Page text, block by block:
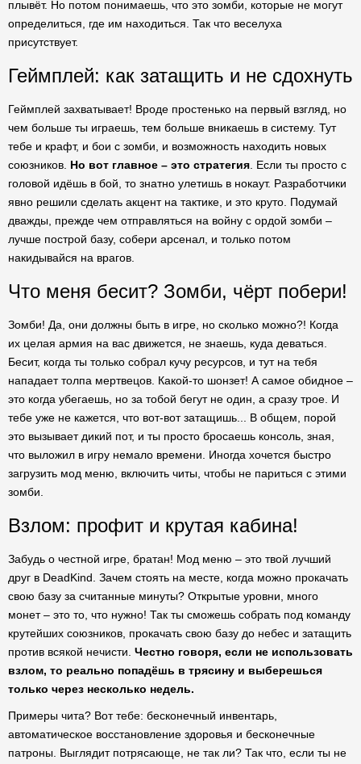
плывёт. Но потом понимаешь, что это зомби, которые не могут
определиться, где им находиться. Так что веселуха
присутствует.
Геймплей: как затащить и не сдохнуть
Геймплей захватывает! Вроде простенько на первый взгляд, но
чем больше ты играешь, тем больше вникаешь в систему. Тут
тебе и крафт, и бои с зомби, и возможность находить новых
союзников. Но вот главное – это стратегия . Если ты просто с
головой идёшь в бой, то знатно улетишь в нокаут. Разработчики
явно решили сделать акцент на тактике, и это круто. Подумай
дважды, прежде чем отправляться на войну с ордой зомби –
лучше построй базу, собери арсенал, и только потом
накидывайся на врагов.
Что меня бесит? Зомби, чёрт побери!
Зомби! Да, они должны быть в игре, но сколько можно?! Когда
их целая армия на вас движется, не знаешь, куда деваться.
Бесит, когда ты только собрал кучу ресурсов, и тут на тебя
нападает толпа мертвецов. Какой-то шонзет! А самое обидное –
это когда убегаешь, но за тобой бегут не один, а сразу трое. И
тебе уже не кажется, что вот-вот затащишь... В общем, порой
это вызывает дикий пот, и ты просто бросаешь консоль, зная,
что выложил в игру немало времени. Иногда хочется быстро
загрузить мод меню, включить читы, чтобы не париться с этими
зомби.
Взлом: профит и крутая кабина!
Забудь о честной игре, братан! Мод меню – это твой лучший
друг в DeadKind. Зачем стоять на месте, когда можно прокачать
свою базу за считанные минуты? Открытые уровни, много
монет – это то, что нужно! Так ты сможешь собрать под команду
крутейших союзников, прокачать свою базу до небес и затащить
против всякой нечисти. Честно говоря, если не использовать
взлом, то реально попадёшь в трясину и выберешься
только через несколько недель.
Примеры чита? Вот тебе: бесконечный инвентарь,
автоматическое восстановление здоровья и бесконечные
патроны. Выглядит потрясающе, не так ли? Так что, если ты не